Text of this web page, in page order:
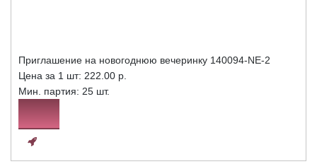
Приглашение на новогоднюю вечеринку 140094-NE-2
Цена за 1 шт: 222.00 р.
Мин. партия: 25 шт.